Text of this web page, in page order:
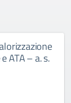
ATA – a. s.